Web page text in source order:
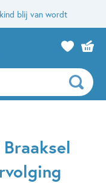
blij van wordt